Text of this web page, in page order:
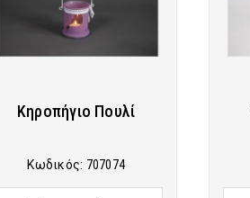
Κηροπήγιο Πουλί
Κωδικός: 707074